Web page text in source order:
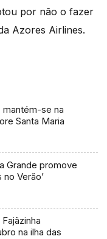
por não o fazer
Azores Airlines.
mantém-se na
Santa Maria
Grande promove
no Verão’
na ilha das